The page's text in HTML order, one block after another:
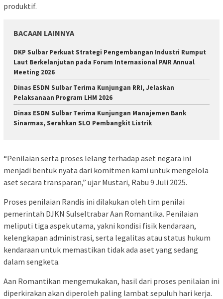
produktif.
BACAAN LAINNYA
DKP Sulbar Perkuat Strategi Pengembangan Industri Rumput
Laut Berkelanjutan pada Forum Internasional PAIR Annual
Meeting 2026
Dinas ESDM Sulbar Terima Kunjungan RRI, Jelaskan
Pelaksanaan Program LHM 2026
Dinas ESDM Sulbar Terima Kunjungan Manajemen Bank
Sinarmas, Serahkan SLO Pembangkit Listrik
“Penilaian serta proses lelang terhadap aset negara ini
menjadi bentuk nyata dari komitmen kami untuk mengelola
aset secara transparan,” ujar Mustari, Rabu 9 Juli 2025.
Proses penilaian Randis ini dilakukan oleh tim penilai
pemerintah DJKN Sulseltrabar Aan Romantika. Penilaian
meliputi tiga aspek utama, yakni kondisi fisik kendaraan,
kelengkapan administrasi, serta legalitas atau status hukum
kendaraan untuk memastikan tidak ada aset yang sedang
dalam sengketa.
Aan Romantikan mengemukakan, hasil dari proses penilaian ini
diperkirakan akan diperoleh paling lambat sepuluh hari kerja.